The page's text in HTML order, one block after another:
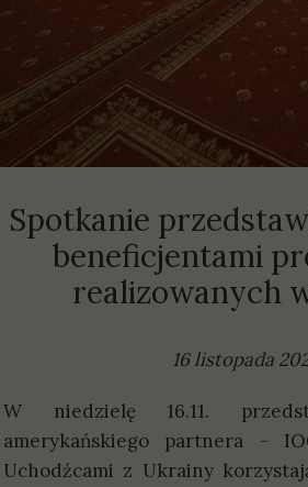
Spotkanie
beneficjentami
realizowanych
16 listopada
W niedzielę 16.11.
amerykańskiego partnera -
Uchodźcami z Ukrainy